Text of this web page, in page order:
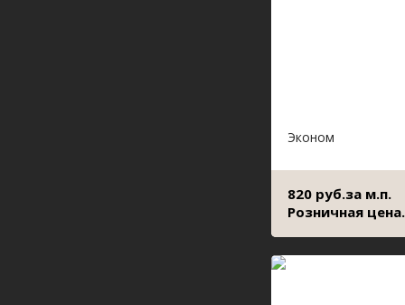
Эконом
820 руб.за м.п.
Розничная цена.